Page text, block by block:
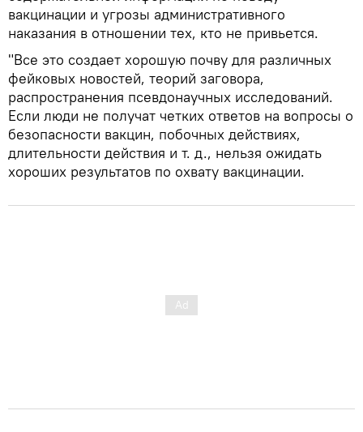
вакцинации и угрозы административного
наказания в отношении тех, кто не привьется.
"Все это создает хорошую почву для различных
фейковых новостей, теорий заговора,
распространения псевдонаучных исследований.
Если люди не получат четких ответов на вопросы о
безопасности вакцин, побочных действиях,
длительности действия и т. д., нельзя ожидать
хороших результатов по охвату вакцинации.